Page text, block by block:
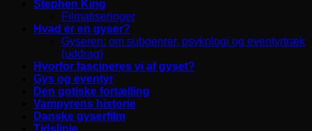
Stephen King
Filmatiseringer
Hvad er en gyser?
Gyseren: om subgenrer, psykologi og eventyrtræk
(uddrag)
Hvorfor fascineres vi af gyset?
Gys og eventyr
Den gotiske fortælling
Vampyrens historie
Danske gyserfilm
Tidslinje